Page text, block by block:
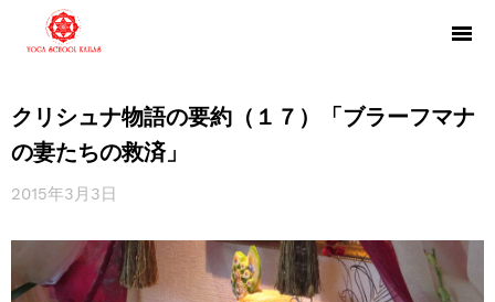
クリシュナ物語の要約（１７）「ブラーフマナ
の妻たちの救済」
2015年3月3日